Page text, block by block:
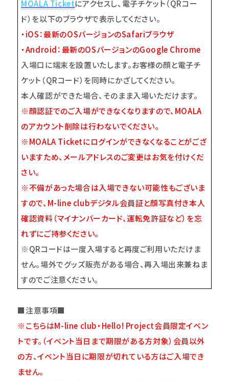
MOALA Ticketにアクセスし、電子チケット（QRコー
ド）を以下のブラウザで表示してください。
・iOS：最新のOSバージョンのSafariブラウザ
・Android：最新のOSバージョンのGoogle Chrome
入場口に端末を設置いたします。お客様の顔と電子チ
ケット（QRコード）を同時にかざしてください。
本人確認ができた場合、そのまま入場いただけます。
※顔認証でのご入場ができなくなりますので、MOALA
のアカウント削除は行わないでください。
※MOALA Ticketにログインができなくなることがござ
いますため、メールアドレスのご変更はお気を付けくだ
さい。
※不備があった場合は入場できない可能性もございま
すので、M-line clubデジタル会員証と顔写真付き本人
確認資料（マイナンバーカード、運転免許証など）を忘
れずにご持参ください。
※QRコードは一度入場すると再度ご利用いただけま
せん。場外でグッズ販売がある場合、再入場出来兼ねま
すのでご注意ください。
■注意事項■
※こちらはM-line club・Hello! Project会員限定イベン
トです。（イベント当日まで期限がある方対象）会員以外
の方、イベント当日に期限が切れている方はご入場でき
ません。